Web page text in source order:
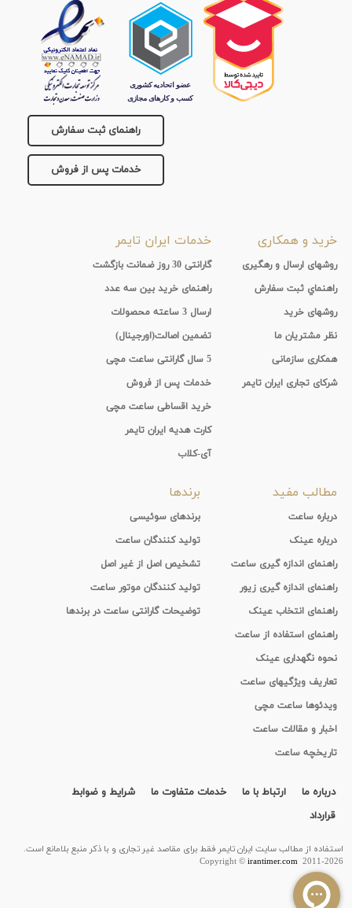
لنز
میزان
تیرگی
لنز
راهنمای ثبت سفارش
خدمات پس از فروش
خرید و همکاری
روشهای ارسال و رهگیری
راهنماي ثبت سفارش
روشهای خرید
نظر مشتریان ما
همکاری سازمانی
شرکای تجاری ایران تایمر
خدمات ایران تایمر
گارانتی 30 روز ضمانت بازگشت
راهنمای خرید بین سه عدد
ارسال 3 ساعته محصولات
تضمین اصالت(اورجینال)
5 سال گارانتی ساعت مچی
خدمات پس از فروش
خرید اقساطی ساعت مچی
کارت هدیه ایران تایمر
آی-کلاب
مطالب مفید
درباره ساعت
درباره عینک
راهنمای اندازه گیری ساعت
راهنمای اندازه گیری زیور
راهنمای انتخاب عینک
راهنمای استفاده از ساعت
نحوه نگهداری عینک
تعاریف ویژگیهای ساعت
ویدئوها ساعت مچی
اخبار و مقالات ساعت
تاریخچه ساعت
برندها
برندهای سوئیسی
تولید کنندگان ساعت
تشخیص اصل از غیر اصل
تولید کنندگان موتور ساعت
توضیحات گارانتی ساعت در برندها
درباره ما ارتباط با ما خدمات متفاوت ما
شرایط و ضوابط
قرارداد
استفاده از مطالب سايت ایران تایمر فقط برای مقاصد غیر تجاری و با ذکر منبع بلامانع است.
Copyright ©irantimer.com2011-2026